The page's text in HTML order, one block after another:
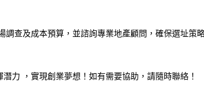
查及成本預算，並諮詢專業地產顧問，確保選址策
力 ，實現創業夢想！如有需要協助，請隨時聯絡！